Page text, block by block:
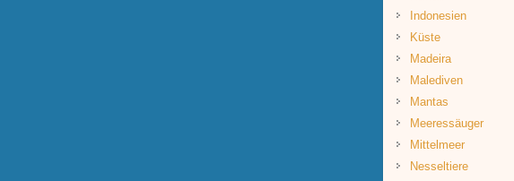
Indonesien
Küste
Madeira
Malediven
Mantas
Meeressäuger
Mittelmeer
Nesseltiere